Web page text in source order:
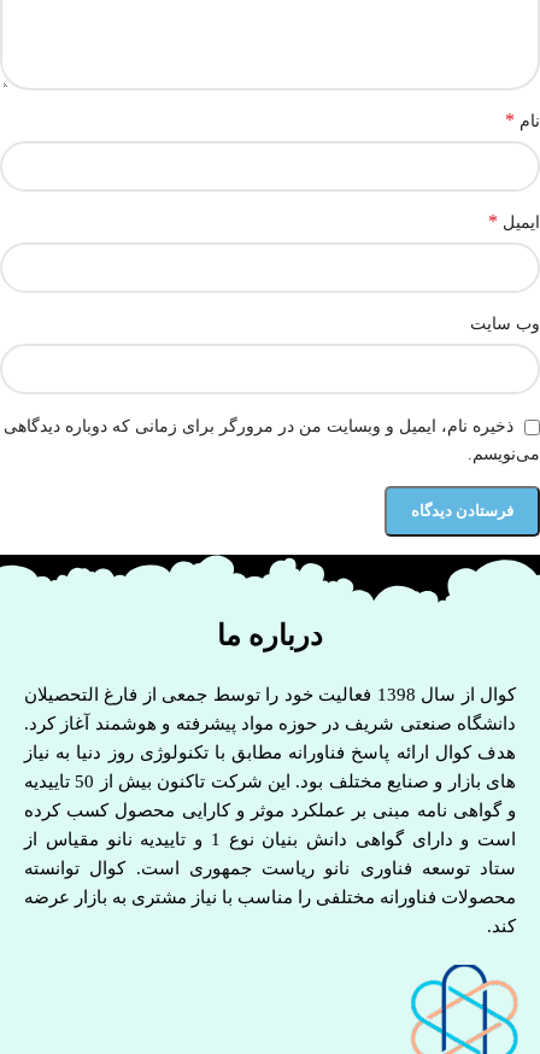
نام *
ایمیل *
وب‌ سایت
ذخیره نام، ایمیل و وبسایت من در مرورگر برای زمانی که دوباره دیدگاهی
می‌نویسم.
درباره ما
کوال از سال 1398 فعالیت خود را توسط جمعی از فارغ التحصیلان
دانشگاه صنعتی شریف در حوزه مواد پیشرفته و هوشمند آغاز کرد.
هدف کوال ارائه پاسخ فناورانه مطابق با تکنولوژی روز دنیا به نیاز
های بازار و صنایع مختلف بود. این شرکت تاکنون بیش از 50 تاییدیه
و گواهی نامه مبنی بر عملکرد موثر و کارایی محصول کسب کرده
است و دارای گواهی دانش بنیان نوع 1 و تاییدیه نانو مقیاس از
ستاد توسعه فناوری نانو ریاست جمهوری است. کوال توانسته
محصولات فناورانه مختلفی را مناسب با نیاز مشتری به بازار عرضه
کند.